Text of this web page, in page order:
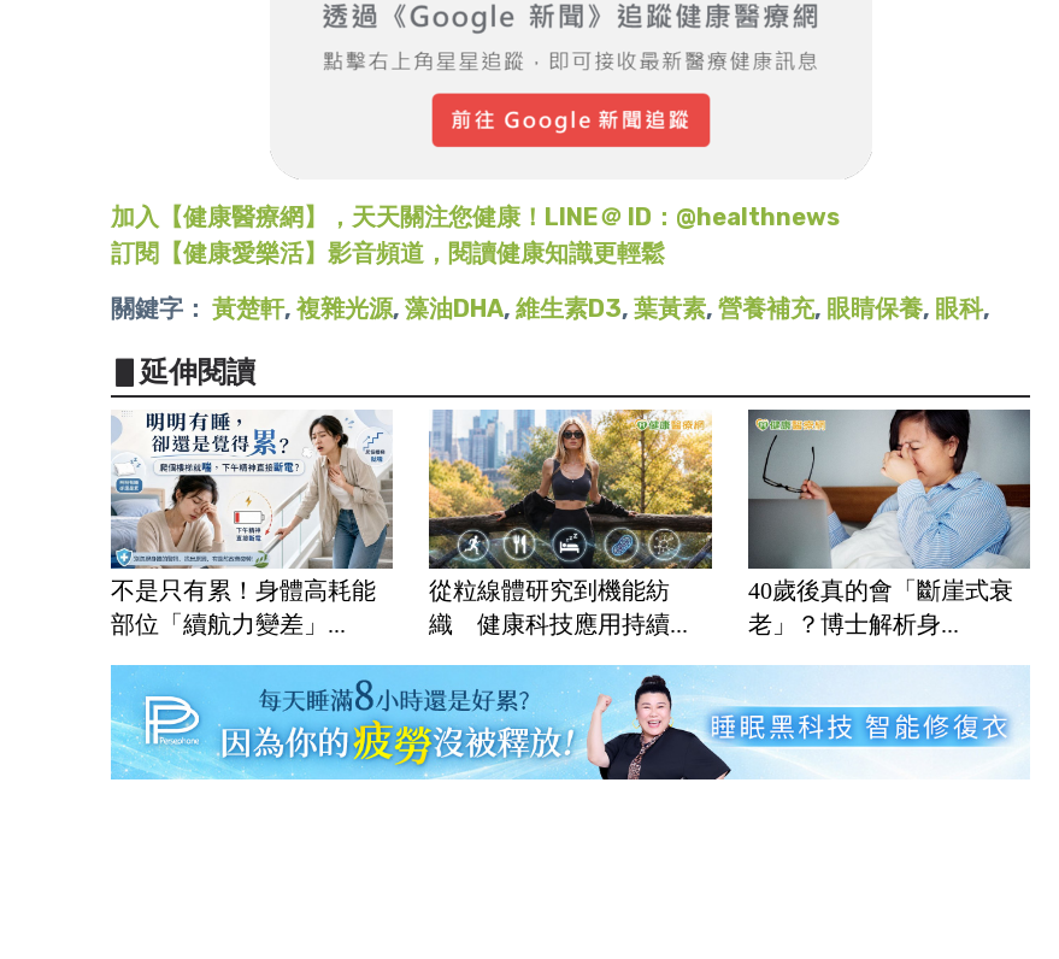
加入【健康醫療網】，天天關注您健康！LINE＠ ID：@healthnews
訂閱【健康愛樂活】影音頻道，閱讀健康知識更輕鬆
關鍵字： 黃楚軒, 複雜光源, 藻油DHA, 維生素D3, 葉黃素, 營養補充, 眼睛保養, 眼科,
▋延伸閱讀
不是只有累！身體高耗能
部位「續航力變差」...
從粒線體研究到機能紡
織 健康科技應用持續...
40歲後真的會「斷崖式衰
老」？博士解析身...